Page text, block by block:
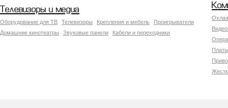
Телевизоры и медиа
Оборудование для ТВ Телевизоры Крепления и мебель
Проигрыватели
Домашние кинотеатры
Звуковые панели Кабели и переходники